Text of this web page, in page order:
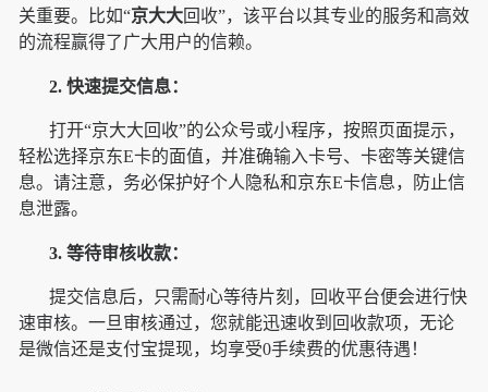
关重要。比如“京大大回收”，该平台以其专业的服务和高效
的流程赢得了广大用户的信赖。
2. 快速提交信息：
打开“京大大回收”的公众号或小程序，按照页面提示，
轻松选择京东E卡的面值，并准确输入卡号、卡密等关键信
息。请注意，务必保护好个人隐私和京东E卡信息，防止信
息泄露。
3. 等待审核收款：
提交信息后，只需耐心等待片刻，回收平台便会进行快
速审核。一旦审核通过，您就能迅速收到回收款项，无论
是微信还是支付宝提现，均享受0手续费的优惠待遇！